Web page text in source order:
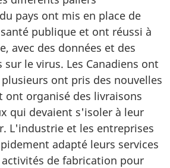
pays ont mis en place de
publique et ont réussi à
avec des données et des
le virus. Les Canadiens ont
ont pris des nouvelles
ont organisé des livraisons
qui devaient s'isoler à leur
L'industrie et les entreprises
adapté leurs services
de fabrication pour